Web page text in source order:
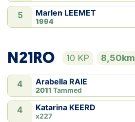
5 Marlen LEEMET
1994
N21RO 10 KP 8,50km
4 Arabella RAIE
2011 Tammed
4 Katarina KEERD
x227